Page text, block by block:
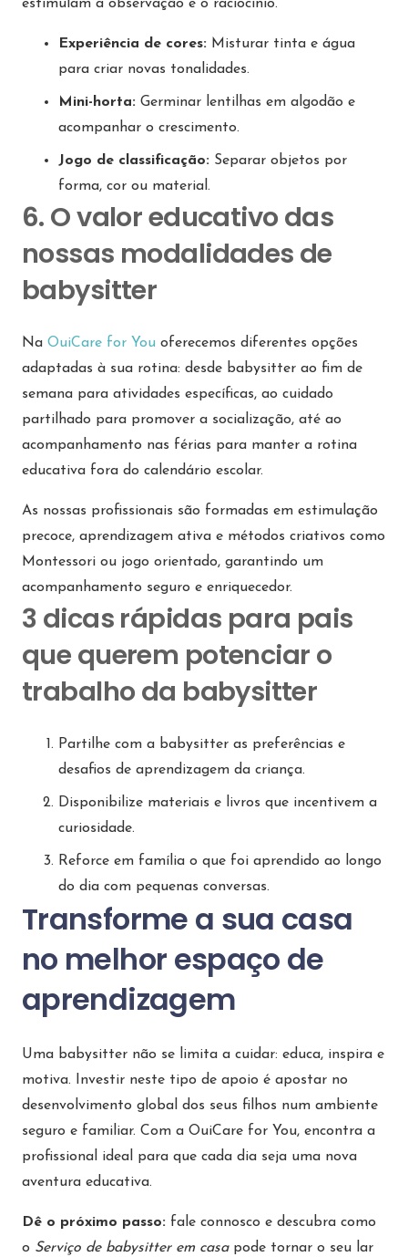
estimulam a observação e o raciocínio.
Experiência de cores: Misturar tinta e água
para criar novas tonalidades.
Mini-horta: Germinar lentilhas em algodão e
acompanhar o crescimento.
Jogo de classificação: Separar objetos por
forma, cor ou material.
6. O valor educativo das
nossas modalidades de
babysitter
Na OuiCare for You oferecemos diferentes opções
adaptadas à sua rotina: desde babysitter ao fim de
semana para atividades específicas, ao cuidado
partilhado para promover a socialização, até ao
acompanhamento nas férias para manter a rotina
educativa fora do calendário escolar.
As nossas profissionais são formadas em estimulação
precoce, aprendizagem ativa e métodos criativos como
Montessori ou jogo orientado, garantindo um
acompanhamento seguro e enriquecedor.
3 dicas rápidas para pais
que querem potenciar o
trabalho da babysitter
Partilhe com a babysitter as preferências e
desafios de aprendizagem da criança.
Disponibilize materiais e livros que incentivem a
curiosidade.
Reforce em família o que foi aprendido ao longo
do dia com pequenas conversas.
Transforme a sua casa
no melhor espaço de
aprendizagem
Uma babysitter não se limita a cuidar: educa, inspira e
motiva. Investir neste tipo de apoio é apostar no
desenvolvimento global dos seus filhos num ambiente
seguro e familiar. Com a OuiCare for You, encontra a
profissional ideal para que cada dia seja uma nova
aventura educativa.
Dê o próximo passo: fale connosco e descubra como
o Serviço de babysitter em casapode tornar o seu lar